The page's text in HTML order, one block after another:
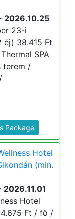
2026.10.25
23-i
éj) 38.415 Ft
SPA
terem /
Package
Hotel
(min.
Hotel
Ft / fő /